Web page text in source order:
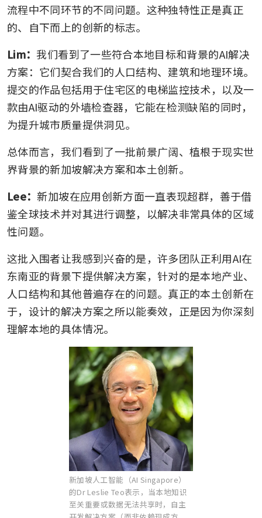
流程中不同环节的不同问题。这种独特性正是真正
的、自下而上的创新的标志。
Lim：我们看到了一些符合本地目标和背景的AI解决
方案：它们契合我们的人口结构、建筑和地理环境。
提交的作品包括用于住宅区的电梯监控技术，以及一
款由AI驱动的外墙检查器，它能在检测缺陷的同时，
为提升城市质量提供洞见。
总体而言，我们看到了一批前景广阔、植根于现实世
界背景的新加坡解决方案和本土创新。
Lee：新加坡在应用创新方面一直表现超群，善于借
鉴全球技术并对其进行调整，以解决非常具体的区域
性问题。
这批入围者让我感到兴奋的是，许多团队正利用AI在
东南亚的背景下提供解决方案，针对的是本地产业、
人口结构和其他普遍存在的问题。真正的本土创新在
于，设计的解决方案之所以能奏效，正是因为你深刻
理解本地的具体情况。
新加坡人工智能（AI Singapore）
的Dr Leslie Teo表示，当本地知识
至关重要或数据无法共享时，自主